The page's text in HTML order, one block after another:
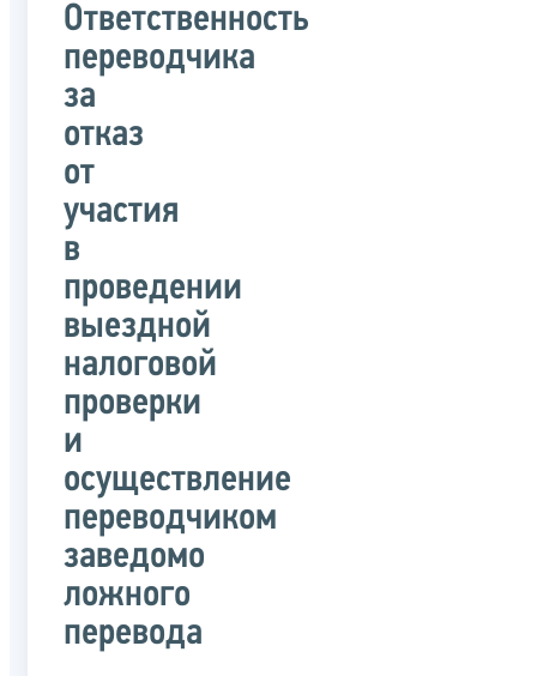
Ответственность
переводчика
за
отказ
от
участия
в
проведении
выездной
налоговой
проверки
и
осуществление
переводчиком
заведомо
ложного
перевода